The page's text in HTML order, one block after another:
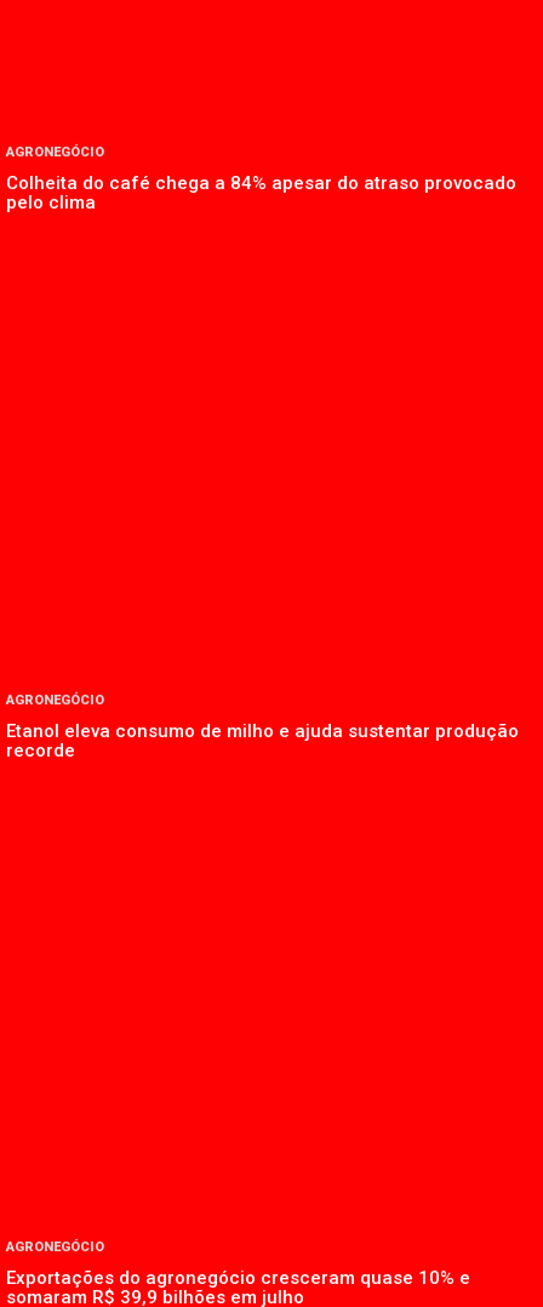
AGRONEGÓCIO
Colheita do café chega a 84% apesar do atraso provocado
pelo clima
AGRONEGÓCIO
Etanol eleva consumo de milho e ajuda sustentar produção
recorde
AGRONEGÓCIO
Exportações do agronegócio cresceram quase 10% e
somaram R$ 39,9 bilhões em julho